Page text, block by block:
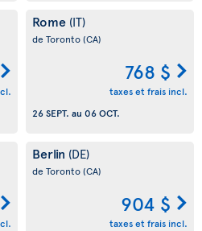
Rome (IT)
de Toronto(CA)
768 $
taxes et frais incl.
26 SEPT. au 06 OCT.
Berlin (DE)
de Toronto(CA)
904 $
taxes et frais incl.